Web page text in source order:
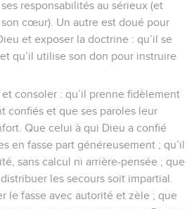
responsabilités au sérieux (et
cœur). Un autre est doué pour
et exposer la doctrine : qu’il se
qu’il utilise son don pour instruire
consoler : qu’il prenne fidèlement
confiés et que ses paroles leur
Que celui à qui Dieu a confié
en fasse part généreusement ; qu’il
sans calcul ni arrière-pensée ; que
les secours soit impartial.
le fasse avec autorité et zèle ; que